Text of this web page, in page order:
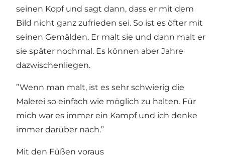
seinen Kopf und sagt dann, dass er mit dem
Bild nicht ganz zufrieden sei. So ist es öfter mit
seinen Gemälden. Er malt sie und dann malt er
sie später nochmal. Es können aber Jahre
dazwischenliegen.
”Wenn man malt, ist es sehr schwierig die
Malerei so einfach wie möglich zu halten. Für
mich war es immer ein Kampf und ich denke
immer darüber nach.”
Mit den Füßen voraus